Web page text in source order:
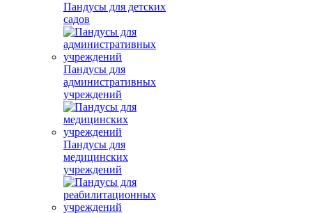
Пандусы для детских
садов
Пандусы для
административных
учреждений
Пандусы для
медицинских
учреждений